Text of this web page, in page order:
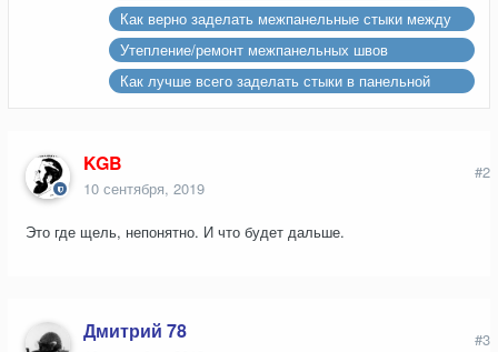
Как верно заделать межпанельные стыки между
полом и стеной
Утепление/ремонт межпанельных швов
ограждающей стены, квартира п44т последний
этаж
Как лучше всего заделать стыки в панельной
KGB
10 сентября, 2019
#2
Это где щель, непонятно. И что будет дальше.
Дмитрий 78 #3